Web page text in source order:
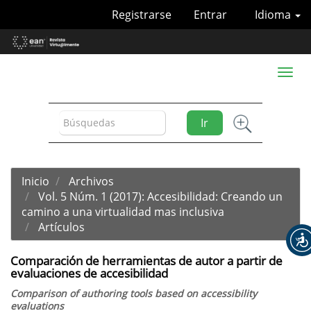
Contenido
principal
Idioma
Registrarse Entrar
Ir
Toggle
Inicio
Archivos
Vol. 5 Núm. 1 (2017): Accesibilidad: Creando un
camino a una virtualidad mas inclusiva
Artículos
Comparación de herramientas de autor a partir de
evaluaciones de accesibilidad
Comparison of authoring tools based on accessibility
evaluations